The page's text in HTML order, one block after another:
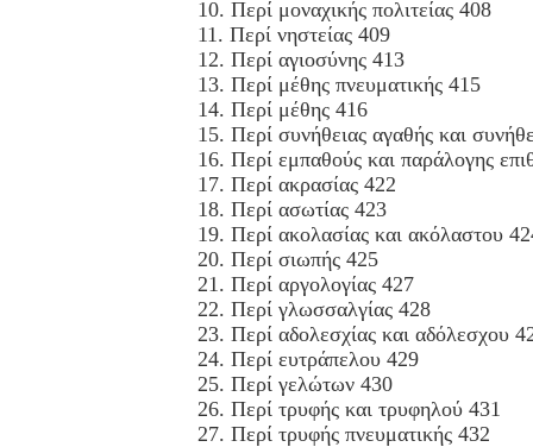
10. Περί μοναχικής πολιτείας 408
11. Περί νηστείας 409
12. Περί αγιοσύνης 413
13. Περί μέθης πνευματικής 415
14. Περί μέθης 416
15. Περί συνήθειας αγαθής και
16. Περί εμπαθούς και παράλογης
17. Περί ακρασίας 422
18. Περί ασωτίας 423
19. Περί ακολασίας και ακόλαστου
20. Περί σιωπής 425
21. Περί αργολογίας 427
22. Περί γλωσσαλγίας 428
23. Περί αδολεσχίας και αδόλεσχου
24. Περί ευτράπελου 429
25. Περί γελώτων 430
26. Περί τρυφής και τρυφηλού 431
27. Περί τρυφής πνευματικής 432